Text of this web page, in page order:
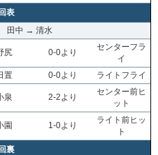
表
田中 → 清水
尻 0-0より
センターフラ
イ
置 0-0より ライトフライ
泉 2-2より
センター前ヒ
ット
園 1-0より
ライト前ヒッ
ト
裏